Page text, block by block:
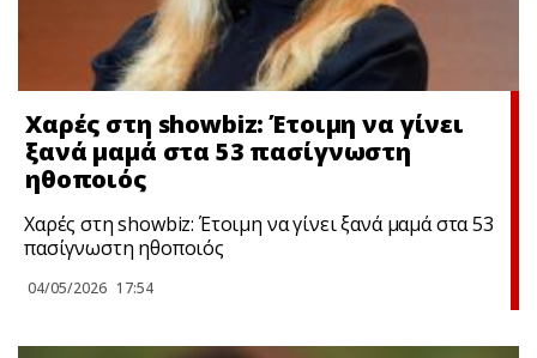
Χαρές στη showbiz: Έτοιμη να γίνει
ξανά μαμά στα 53 πασίγνωστη
ηθοποιός
Χαρές στη showbiz: Έτοιμη να γίνει ξανά μαμά στα 53
πασίγνωστη ηθοποιός
04/05/2026 17:54